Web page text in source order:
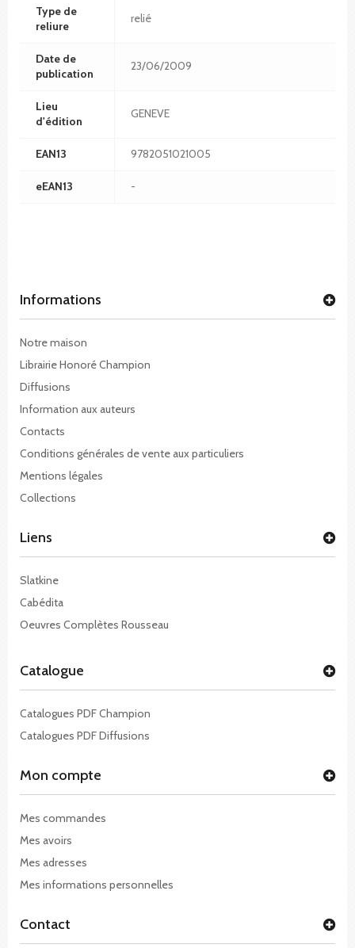
Type de
reliure
relié
Date de
publication
23/06/2009
Lieu
d'édition
GENEVE
EAN13 9782051021005
eEAN13 -
Informations
Notre maison
Librairie Honoré Champion
Diffusions
Information aux auteurs
Contacts
Conditions générales de vente aux particuliers
Mentions légales
Collections
Liens
Slatkine
Cabédita
Oeuvres Complètes Rousseau
Catalogue
Catalogues PDF Champion
Catalogues PDF Diffusions
Mon compte
Mes commandes
Mes avoirs
Mes adresses
Mes informations personnelles
Contact